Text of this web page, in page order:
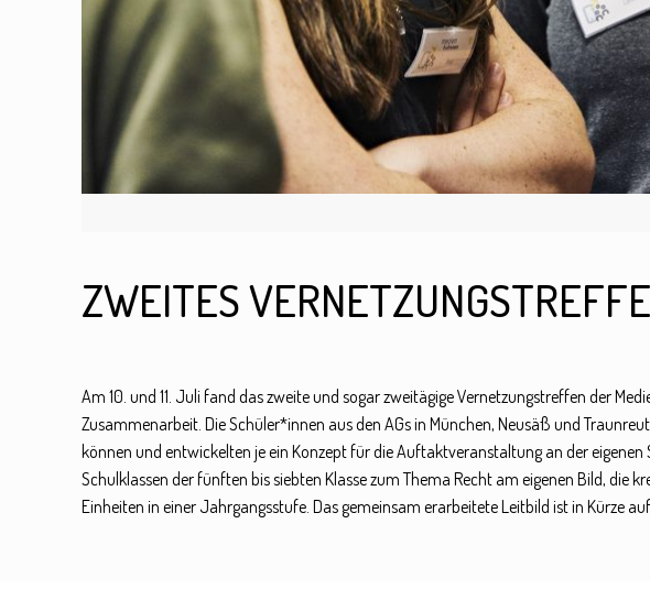
ZWEITES
Am 10. und 11. Juli fand das zweite und sogar zweitägige Vernetzungstreffen der
Zusammenarbeit. Die Schüler*innen aus den AGs in München, Neusäß und
können und entwickelten je ein Konzept für die Auftaktveranstaltung an der
Schulklassen der fünften bis siebten Klasse zum Thema Recht am eigenen Bild,
Einheiten in einer Jahrgangsstufe. Das gemeinsam erarbeitete Leitbild ist in Kürze